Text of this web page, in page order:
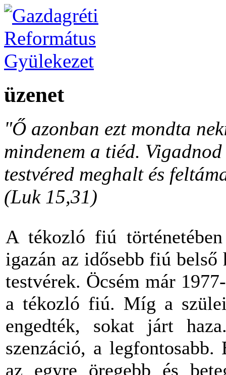
üzenet
"Ő azonban ezt mondta
mindenem a tiéd.
testvéred meghalt és
(Luk 15,31)
A tékozló fiú
igazán az idősebb fiú
testvérek. Öcsém már
a tékozló fiú. Míg a
engedték, sokat járt
szenzáció, a
az egyre öregebb és